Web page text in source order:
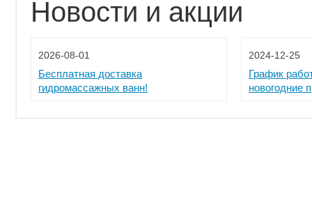
Новости и акции
2026-08-01
Бесплатная доставка
гидромассажных ванн!
2024-12-25
График
новогодние